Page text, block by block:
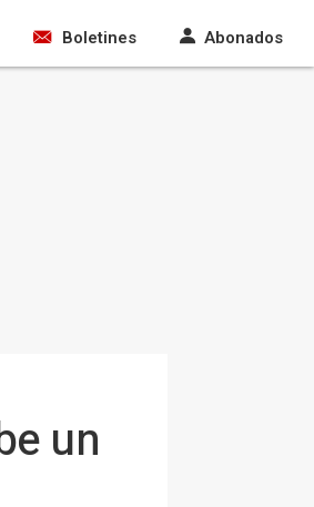
Boletines Abonados
un